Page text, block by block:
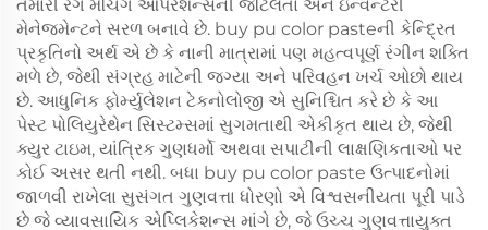
તમારી રંગ મેચિંગ ઓપરેશન્સની જટિલતા અને ઇન્વેન્ટરી
મેનેજમેન્ટને સરળ બનાવે છે. buy pu color pasteની કેન્દ્રિત
પ્રકૃતિનો અર્થ એ છે કે નાની માત્રામાં પણ મહત્વપૂર્ણ રંગીન શક્તિ
મળે છે, જેથી સંગ્રહ માટેની જગ્યા અને પરિવહન ખર્ચ ઓછો થાય
છે. આધુનિક ફોર્મ્યુલેશન ટેકનોલોજી એ સુનિશ્ચિત કરે છે કે આ
પેસ્ટ પોલિયુરેથેન સિસ્ટમ્સમાં સુગમતાથી એકીકૃત થાય છે, જેથી
ક્યુર ટાઇમ, યાંત્રિક ગુણધર્મો અથવા સપાટીની લાક્ષણિકતાઓ પર
કોઈ અસર થતી નથી. બધા buy pu color paste ઉત્પાદનોમાં
જાળવી રાખેલા સુસંગત ગુણવત્તા ધોરણો એ વિશ્વસનીયતા પૂરી પાડે
છે જે વ્યાવસાયિક એપ્લિકેશન્સ માંગે છે, જે ઉચ્ચ ગુણવત્તાયુક્ત